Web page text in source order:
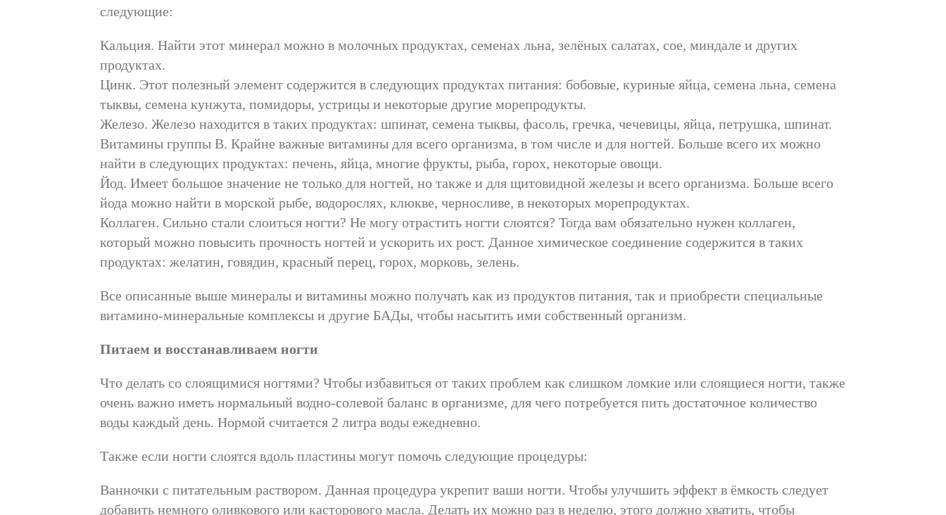
следующие:
Кальция. Найти этот минерал можно в молочных продуктах, семенах льна, зелёных салатах, сое, миндале и других
продуктах.
Цинк. Этот полезный элемент содержится в следующих продуктах питания: бобовые, куриные яйца, семена льна, семена
тыквы, семена кунжута, помидоры, устрицы и некоторые другие морепродукты.
Железо. Железо находится в таких продуктах: шпинат, семена тыквы, фасоль, гречка, чечевицы, яйца, петрушка, шпинат.
Витамины группы В. Крайне важные витамины для всего организма, в том числе и для ногтей. Больше всего их можно
найти в следующих продуктах: печень, яйца, многие фрукты, рыба, горох, некоторые овощи.
Йод. Имеет большое значение не только для ногтей, но также и для щитовидной железы и всего организма. Больше всего
йода можно найти в морской рыбе, водорослях, клюкве, черносливе, в некоторых морепродуктах.
Коллаген. Сильно стали слоиться ногти? Не могу отрастить ногти слоятся? Тогда вам обязательно нужен коллаген,
который можно повысить прочность ногтей и ускорить их рост. Данное химическое соединение содержится в таких
продуктах: желатин, говядин, красный перец, горох, морковь, зелень.
Все описанные выше минералы и витамины можно получать как из продуктов питания, так и приобрести специальные
витамино-минеральные комплексы и другие БАДы, чтобы насытить ими собственный организм.
Питаем и восстанавливаем ногти
Что делать со слоящимися ногтями? Чтобы избавиться от таких проблем как слишком ломкие или слоящиеся ногти, также
очень важно иметь нормальный водно-солевой баланс в организме, для чего потребуется пить достаточное количество
воды каждый день. Нормой считается 2 литра воды ежедневно.
Также если ногти слоятся вдоль пластины могут помочь следующие процедуры:
Ванночки с питательным раствором. Данная процедура укрепит ваши ногти. Чтобы улучшить эффект в ёмкость следует
добавить немного оливкового или касторового масла. Делать их можно раз в неделю, этого должно хватить, чтобы